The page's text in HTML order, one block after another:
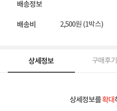
배송정보
배송비 2,500원 (1박스)
상세정보 구매후
상세정보를확대